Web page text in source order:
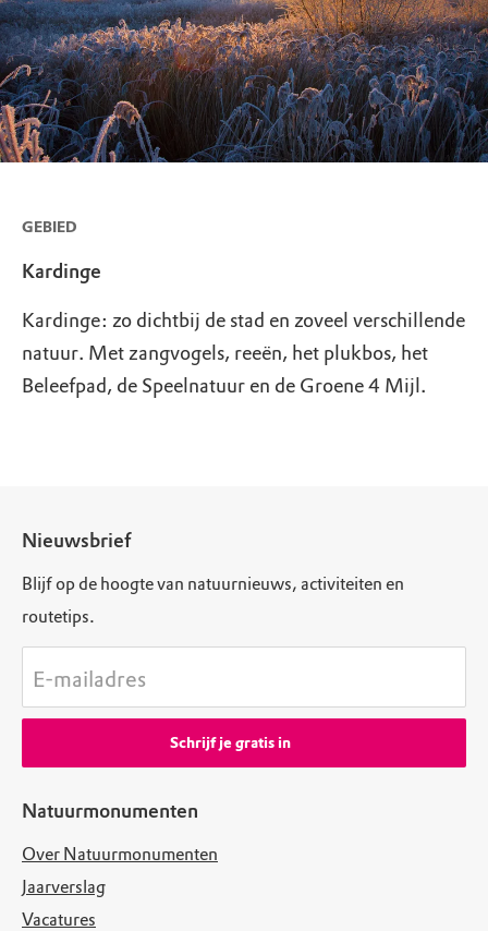
GEBIED
Kardinge
Kardinge: zo dichtbij de stad en zoveel verschillende
natuur. Met zangvogels, reeën, het plukbos, het
Beleefpad, de Speelnatuur en de Groene 4 Mijl.
Natuurmonumenten
Over Natuurmonumenten
Jaarverslag
Vacatures
Nieuwsbrief
Blijf op de hoogte van natuurnieuws, activiteiten en
routetips.
E-mailadres
Schrijf je gratis in